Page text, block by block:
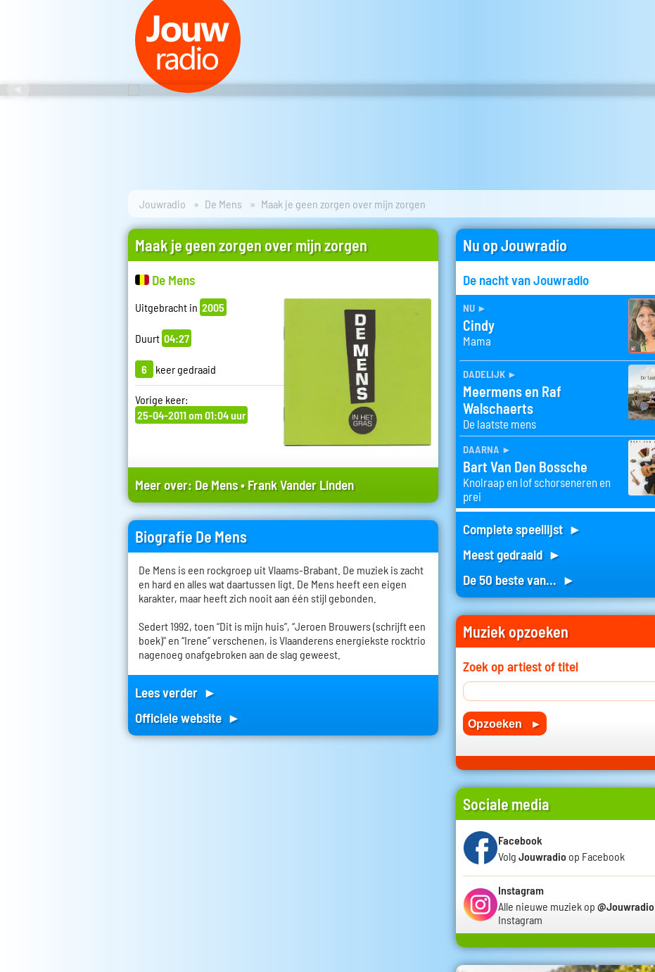
Jouwradio De Mens Maak je geen zorgen over mijn zorgen
Maak je geen zorgen over mijn zorgen
De Mens
Uitgebracht in 2005
Duurt 04:27
6 keer gedraaid
Vorige keer:
25-04-2011 om 01:04 uur
Meer over: De Mens•Frank Vander Linden
Biografie De Mens
De Mens is een rockgroep uit Vlaams-Brabant. De muziek is zacht
en hard en alles wat daartussen ligt. De Mens heeft een eigen
karakter, maar heeft zich nooit aan één stijl gebonden.
Sedert 1992, toen “Dit is mijn huis”, “Jeroen Brouwers (schrijft een
boek)" en “Irene” verschenen, is Vlaanderens energiekste rocktrio
nagenoeg onafgebroken aan de slag geweest.
Lees verder ►
Officiele website ►
Nu op Jouwradio
De nacht van Jouwradio
nu ►
Cindy
Mama
dadelijk ►
Meermens en Raf
Walschaerts
De laatste mens
daarna ►
Bart Van Den Bossche
Knolraap en lof schorseneren en
prei
Complete speellijst ►
Meest gedraaid ►
De 50 beste van... ►
Muziek opzoeken
Zoek op artiest of titel
Sociale media
Facebook
Volg Jouwradio op Facebook
Instagram
Alle nieuwe muziek op @Jouwradio
Instagram